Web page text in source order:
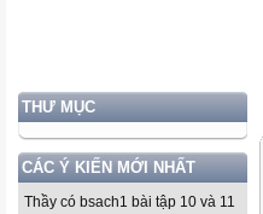
THƯ MỤC
CÁC Ý KIẾN MỚI NHẤT
Thầy có bsach1 bài tập 10 và 11